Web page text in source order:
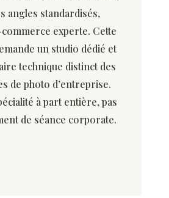
angles standardisés,
experte. Cette
un studio dédié et
technique distinct des
de photo d’entreprise.
à part entière, pas
de séance corporate.